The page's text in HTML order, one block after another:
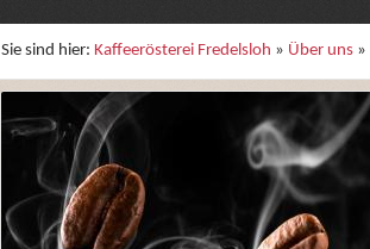
Sie sind hier: Kaffeerösterei Fredelsloh » Über uns »